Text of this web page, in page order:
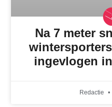
Na 7 meter
ingevlogen
Redactie